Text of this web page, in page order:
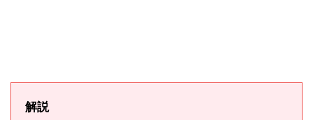
解説